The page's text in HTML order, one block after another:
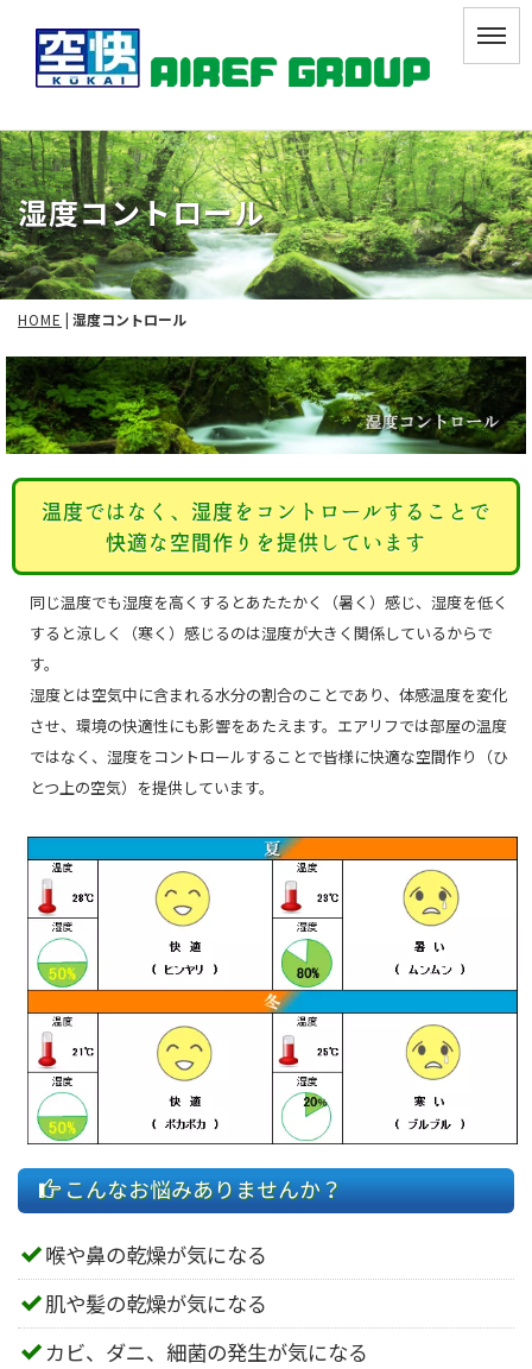
湿度コントロール
HOME | 湿度コントロール
温度ではなく、湿度をコントロールすることで
快適な空間作りを提供しています
同じ温度でも湿度を高くするとあたたかく（暑く）感じ、湿度を低く
すると涼しく（寒く）感じるのは湿度が大きく関係しているからで
す。
湿度とは空気中に含まれる水分の割合のことであり、体感温度を変化
させ、環境の快適性にも影響をあたえます。エアリフでは部屋の温度
ではなく、湿度をコントロールすることで皆様に快適な空間作り（ひ
とつ上の空気）を提供しています。
こんなお悩みありませんか？
喉や鼻の乾燥が気になる
肌や髪の乾燥が気になる
カビ、ダニ、細菌の発生が気になる